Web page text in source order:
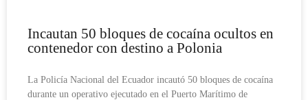
Incautan 50 bloques de cocaína ocultos en
contenedor con destino a Polonia
La Policía Nacional del Ecuador incautó 50 bloques de cocaína
durante un operativo ejecutado en el Puerto Marítimo de